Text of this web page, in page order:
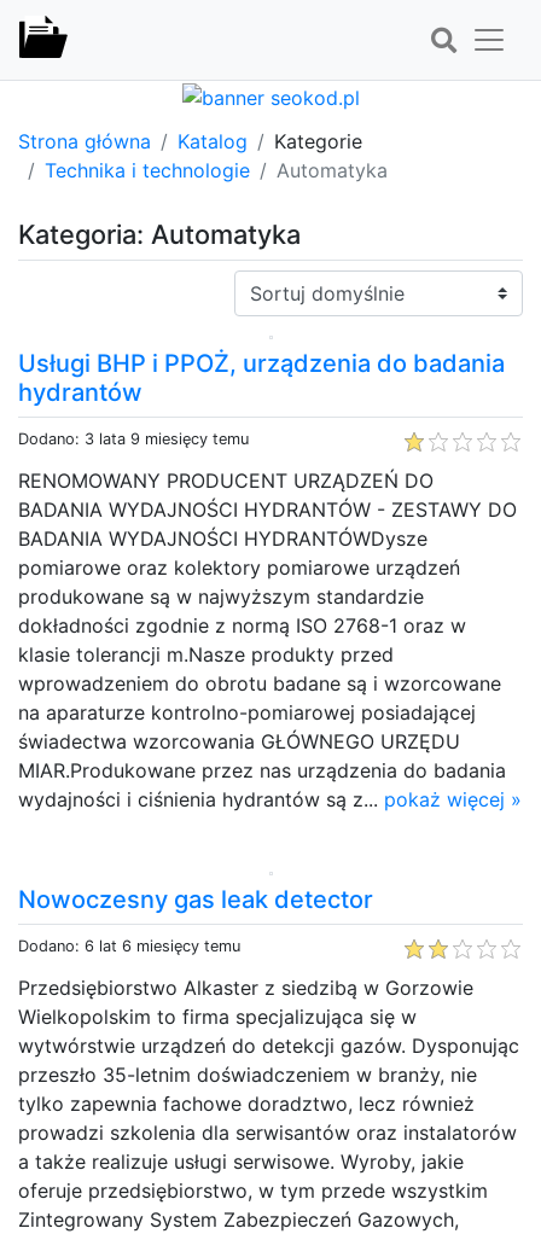
Strona główna Katalog
Kategorie
Technika i technologie
Automatyka
Kategoria: Automatyka
Sortuj:
Usługi BHP i PPOŻ, urządzenia do badania
hydrantów
Dodano: 3 lata 9 miesięcy temu
RENOMOWANY PRODUCENT URZĄDZEŃ DO
BADANIA WYDAJNOŚCI HYDRANTÓW - ZESTAWY DO
BADANIA WYDAJNOŚCI HYDRANTÓWDysze
pomiarowe oraz kolektory pomiarowe urządzeń
produkowane są w najwyższym standardzie
dokładności zgodnie z normą ISO 2768-1 oraz w
klasie tolerancji m.Nasze produkty przed
wprowadzeniem do obrotu badane są i wzorcowane
na aparaturze kontrolno-pomiarowej posiadającej
świadectwa wzorcowania GŁÓWNEGO URZĘDU
MIAR.Produkowane przez nas urządzenia do badania
wydajności i ciśnienia hydrantów są z... pokaż więcej »
Nowoczesny gas leak detector
Dodano: 6 lat 6 miesięcy temu
Przedsiębiorstwo Alkaster z siedzibą w Gorzowie
Wielkopolskim to firma specjalizująca się w
wytwórstwie urządzeń do detekcji gazów. Dysponując
przeszło 35-letnim doświadczeniem w branży, nie
tylko zapewnia fachowe doradztwo, lecz również
prowadzi szkolenia dla serwisantów oraz instalatorów
a także realizuje usługi serwisowe. Wyroby, jakie
oferuje przedsiębiorstwo, w tym przede wszystkim
Zintegrowany System Zabezpieczeń Gazowych,